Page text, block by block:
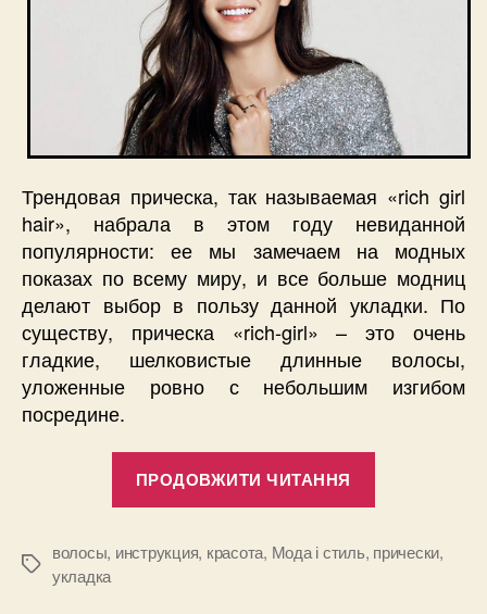
Трендовая прическа, так называемая «rich girl
hair», набрала в этом году невиданной
популярности: ее мы замечаем на модных
показах по всему миру, и все больше модниц
делают выбор в пользу данной укладки. По
существу, прическа «rich-girl» – это очень
гладкие, шелковистые длинные волосы,
уложенные ровно с небольшим изгибом
посредине.
ПРОДОВЖИТИ ЧИТАННЯ
года:
Позначки
волосы, инструкция, красота, Мода і стиль, прически,
укладка